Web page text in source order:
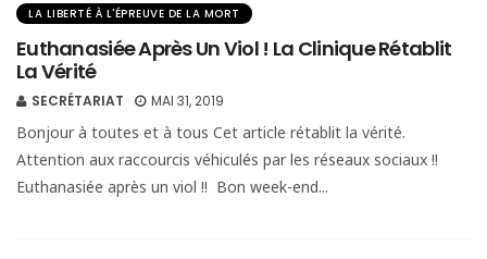
LA LIBERTÉ À L'ÉPREUVE DE LA MORT
Euthanasiée Après Un Viol ! La Clinique Rétablit
La Vérité
SECRÉTARIAT MAI 31, 2019
Bonjour à toutes et à tous Cet article rétablit la vérité.
Attention aux raccourcis véhiculés par les réseaux sociaux !!
Euthanasiée après un viol !! Bon week-end...